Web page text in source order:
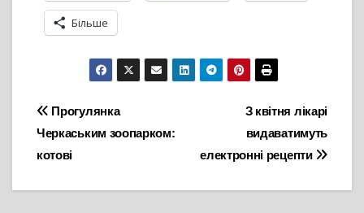
Більше
Навігація
записів
З квітня лікарі
видаватимуть
електронні рецепти
Прогулянка
Черкаським зоопарком:
котові